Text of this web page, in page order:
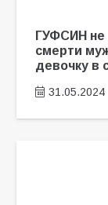
ГУФСИН
смерти
девочку в
31.05.2024